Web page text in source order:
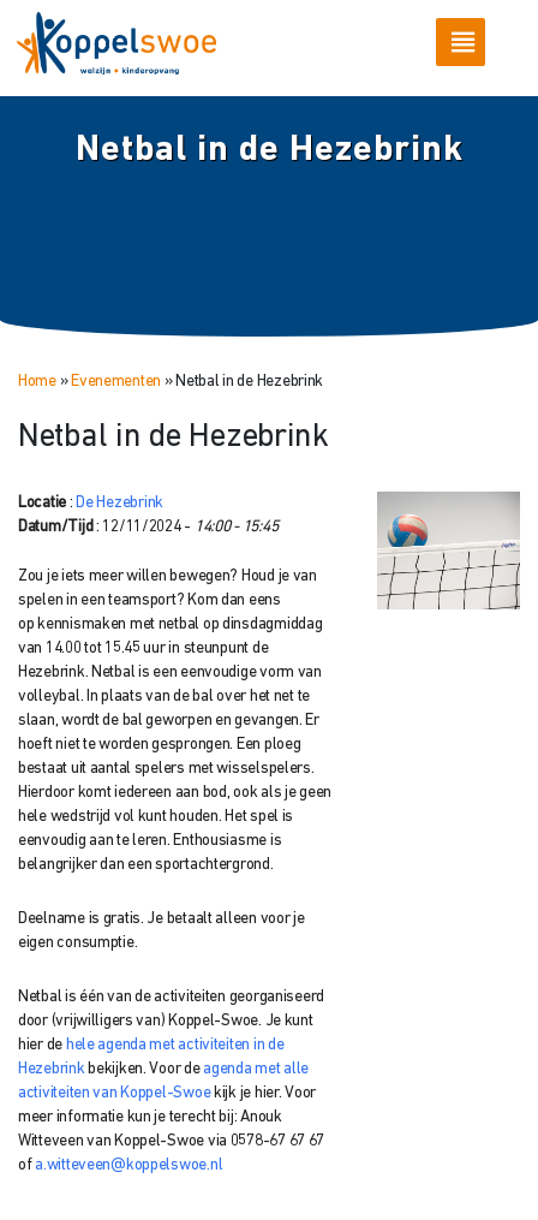
Netbal in de Hezebrink
Home» Evenementen » Netbal in de Hezebrink
Netbal in de Hezebrink
Locatie : De Hezebrink
Datum/Tijd : 12/11/2024 - 14:00 - 15:45
Zou je iets meer willen bewegen? Houd je van
spelen in een teamsport? Kom dan eens
op kennismaken met netbal op dinsdagmiddag
van 14.00 tot 15.45 uur in steunpunt de
Hezebrink. Netbal is een eenvoudige vorm van
volleybal. I n plaats van de bal over het net te
slaan, wordt de bal geworpen en gevangen. Er
hoeftniet te worden gesprongen. Een ploeg
bestaat uit aantal spelers met wisselspelers.
Hierdoor komt iedereen aan bod, ook als je geen
hele wedstrijd vol kunt houden. Het spel is
eenvoudig aan te leren. Enthousiasme is
belangrijker dan een sportachtergrond.
Deelname is gratis. Je betaalt alleen voor je
eigen consumptie.
Netbal is één van de activiteiten georganiseerd
door (vrijwilligers van) Koppel-Swoe. Je kunt
hier de hele agenda met activiteiten in de
Hezebrink bekijken. Voor de agenda met alle
activiteiten van Koppel-Swoekijk je hier.Voor
meer informatie kun je terecht bij: Anouk
Witteveenvan Koppel-Swoe via 0578-67 67 67
of a.witteveen@koppelswoe.nl